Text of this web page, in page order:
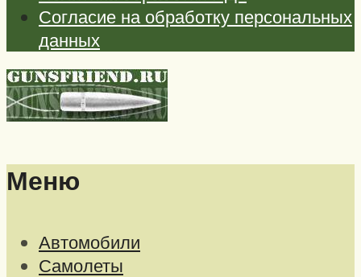
Согласие на обработку персональных
данных
Меню
Автомобили
Самолеты